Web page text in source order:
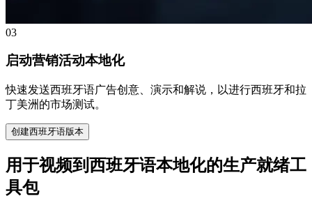
03
启动营销活动本地化
快速发送西班牙语广告创意、演示和解说，以进行西班牙和拉
丁美洲的市场测试。
创建西班牙语版本
用于视频到西班牙语本地化的生产就绪工
具包